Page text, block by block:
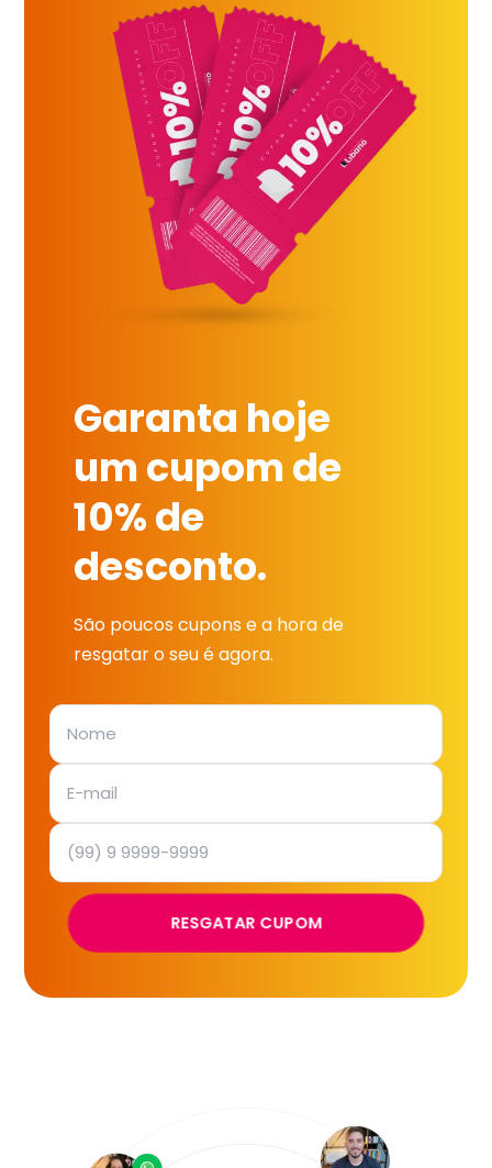
Garanta hoje
um cupom de
10% de
desconto.
São poucos cupons e a hora de
resgatar o seu é agora.
RESGATAR CUPOM